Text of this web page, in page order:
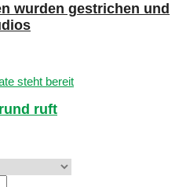
wurden gestrichen und
ruft